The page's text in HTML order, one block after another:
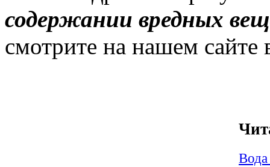
содержании вредных
смотрите на нашем сайте
Вода